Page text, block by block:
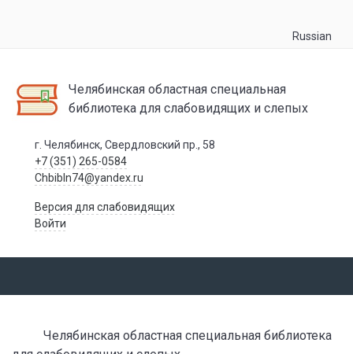
Russian
Челябинская областная специальная
библиотека для слабовидящих и слепых
г. Челябинск, Свердловский пр., 58
+7 (351) 265-0584
Chbibln74@yandex.ru
Версия для слабовидящих
Войти
Челябинская областная специальная библиотека